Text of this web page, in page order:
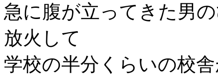
急に腹が立ってきた男
放火して
学校の半分くらいの校